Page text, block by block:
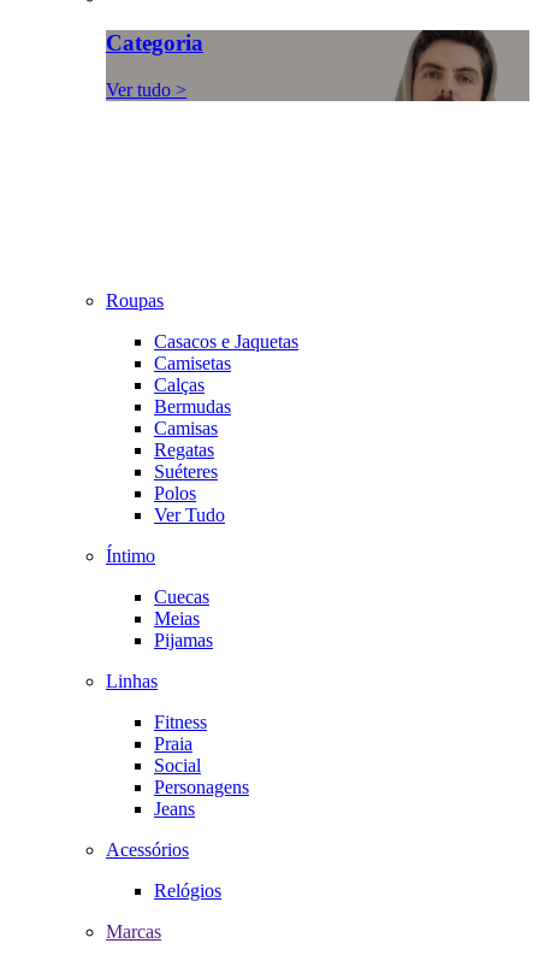
Categoria
Ver tudo >
Roupas
Casacos e Jaquetas
Camisetas
Calças
Bermudas
Camisas
Regatas
Suéteres
Polos
Ver Tudo
Íntimo
Cuecas
Meias
Pijamas
Linhas
Fitness
Praia
Social
Personagens
Jeans
Acessórios
Relógios
Marcas